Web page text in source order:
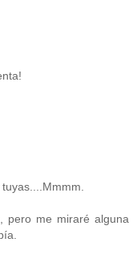
pero me miraré alguna